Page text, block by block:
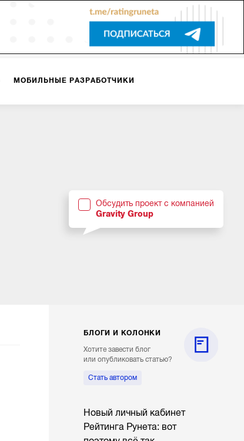
МОБИЛЬНЫЕ РАЗРАБОТЧИКИ
Обсудить проект с компанией
Gravity Group
БЛОГИ И КОЛОНКИ
Хотите завести блог
или опубликовать статью?
Стать автором
Новый личный кабинет
Рейтинга Рунета: вот